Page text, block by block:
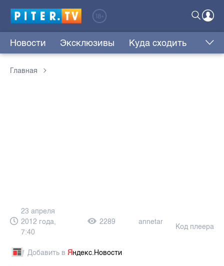
Новости Эксклюзивы Куда сходить
Главная
23 апреля
2012 года,
7:40
2289 annetar
Код плеера
Добавить в Яндекс.Новости